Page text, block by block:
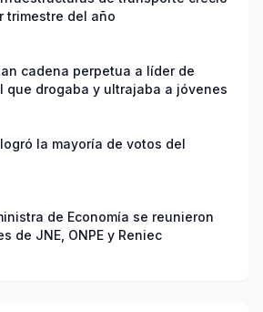
trimestre del año
cadena perpetua a líder de
que drogaba y ultrajaba a jóvenes
la mayoría de votos del
de Economía se reunieron
de JNE, ONPE y Reniec